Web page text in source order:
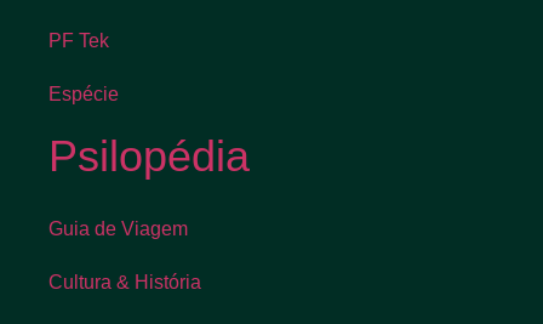
PF Tek
Espécie
Psilopédia
Guia de Viagem
Cultura & História